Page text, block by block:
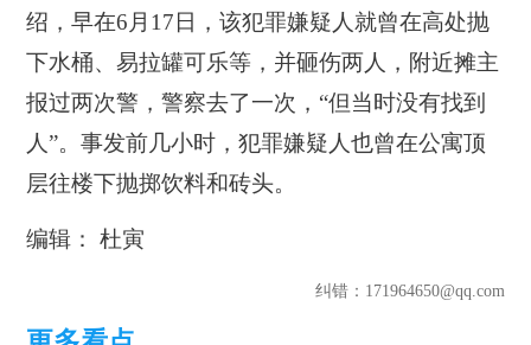
绍，早在6月17日，该犯罪嫌疑人就曾在高处抛
下水桶、易拉罐可乐等，并砸伤两人，附近摊主
报过两次警，警察去了一次，“但当时没有找到
人”。事发前几小时，犯罪嫌疑人也曾在公寓顶
层往楼下抛掷饮料和砖头。
编辑： 杜寅
纠错：171964650@qq.com